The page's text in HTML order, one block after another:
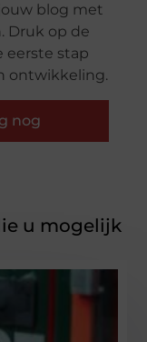
blog met
Druk op de
eerste stap
ontwikkeling.
nog
u mogelijk